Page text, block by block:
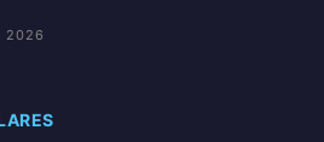
2026